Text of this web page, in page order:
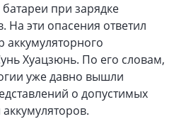
при зарядке
На эти опасения ответил
аккумуляторного
Хуацзюнь. По его словам,
уже давно вышли
о допустимых